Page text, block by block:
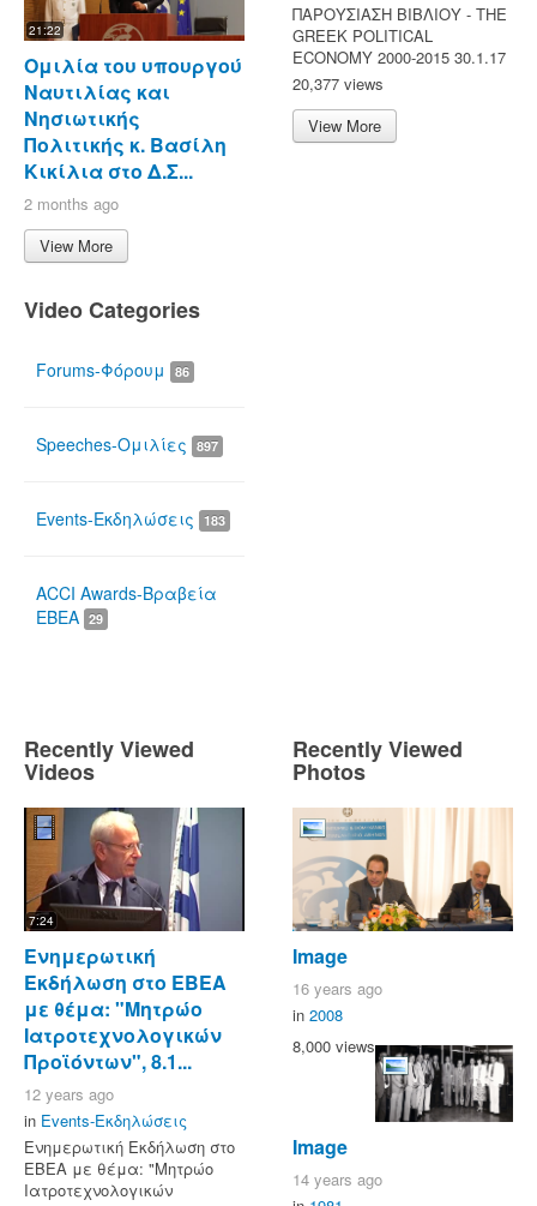
21:22
Ομιλία του υπουργού
Ναυτιλίας και
Νησιωτικής
Πολιτικής κ. Βασίλη
Κικίλια στο Δ.Σ...
2 months ago
View More
Video Categories
Forums-Φόρουμ 86
Speeches-Ομιλίες 897
Events-Εκδηλώσεις 183
ACCI Awards-Βραβεία
ΕΒΕΑ 29
ΠΑΡΟΥΣΙΑΣΗ ΒΙΒΛΙΟΥ - ΤΗΕ
GREEK POLITICAL
ECONOMY 2000-2015 30.1.17
20,377 views
View More
Recently Viewed
Videos
7:24
Ενημερωτική
Εκδήλωση στο ΕΒΕΑ
με θέμα: "Μητρώο
Ιατροτεχνολογικών
Προϊόντων", 8.1...
12 years ago
in Events-Εκδηλώσεις
Ενημερωτική Εκδήλωση στο
ΕΒΕΑ με θέμα: "Μητρώο
Ιατροτεχνολογικών
Recently Viewed
Photos
Image
16 years ago
in 2008
8,000 views
Image
14 years ago